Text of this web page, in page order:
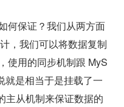
何保证？我们从两方面
，我们可以将数据复制
使用的同步机制跟 MyS
就是相当于是挂载了一
主从机制来保证数据的